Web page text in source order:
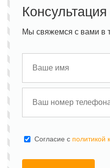
Мы свяжемся с вами в
Cогласие с политикой